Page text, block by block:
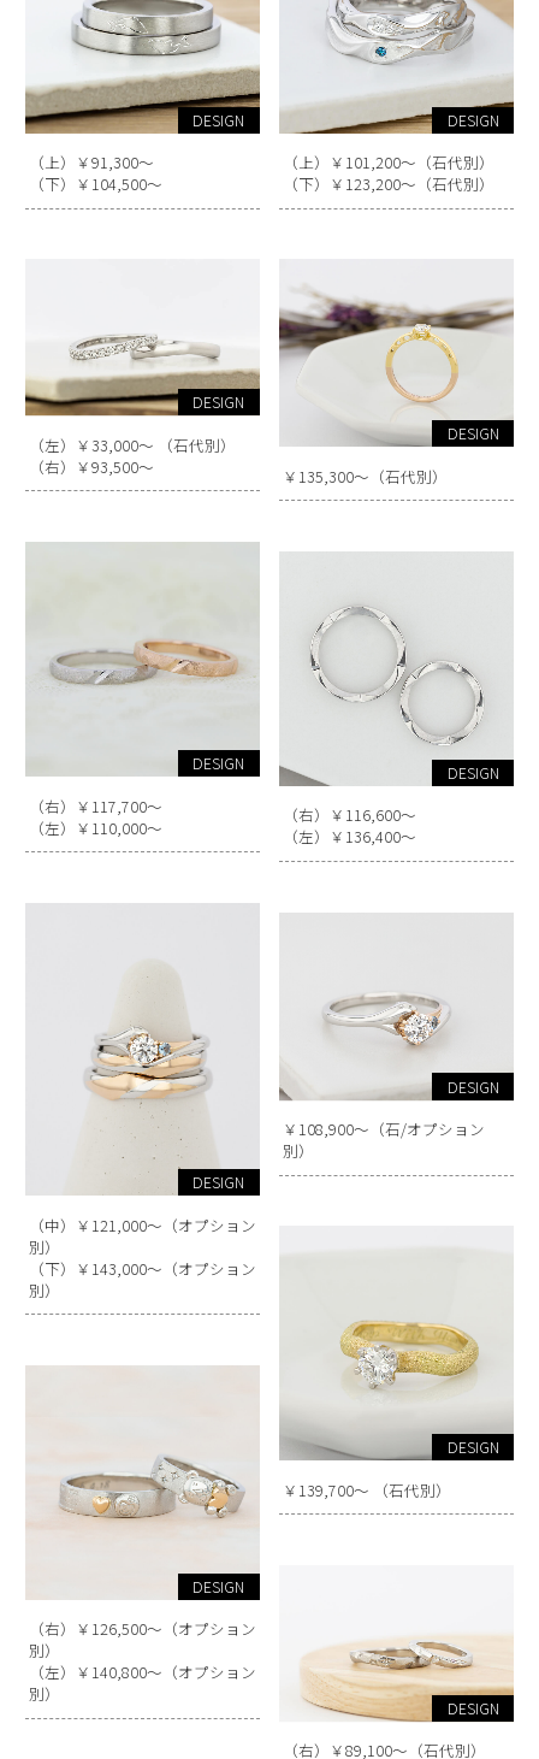
DESIGN
（上）￥91,300～
（下）￥104,500～
DESIGN
（上）￥101,200～（石代別）
（下）￥123,200～（石代別）
DESIGN
（左）￥33,000～ （石代別）
（右）￥93,500～
DESIGN
￥135,300～（石代別）
DESIGN
（右）￥117,700～
（左）￥110,000～
DESIGN
（右）￥116,600～
（左）￥136,400～
DESIGN
（中）￥121,000～（オプション
別）
（下）￥143,000～（オプション
別）
DESIGN
￥108,900～（石/オプション
別）
DESIGN
￥139,700～ （石代別）
DESIGN
（右）￥126,500～（オプション
別）
（左）￥140,800～（オプション
別）
DESIGN
（右）￥89,100～（石代別）